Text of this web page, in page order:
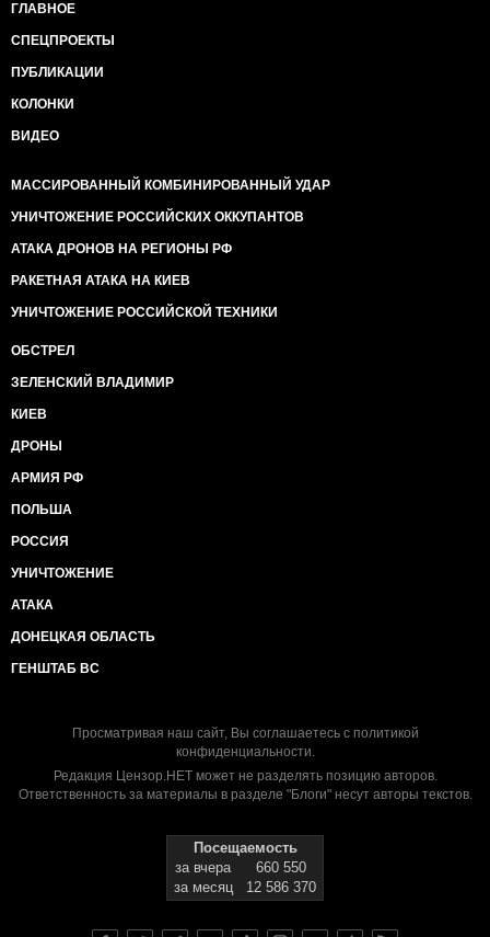
ГЛАВНОЕ
СПЕЦПРОЕКТЫ
ПУБЛИКАЦИИ
КОЛОНКИ
ВИДЕО
МАССИРОВАННЫЙ КОМБИНИРОВАННЫЙ УДАР
УНИЧТОЖЕНИЕ РОССИЙСКИХ ОККУПАНТОВ
АТАКА ДРОНОВ НА РЕГИОНЫ РФ
РАКЕТНАЯ АТАКА НА КИЕВ
УНИЧТОЖЕНИЕ РОССИЙСКОЙ ТЕХНИКИ
ОБСТРЕЛ
ЗЕЛЕНСКИЙ ВЛАДИМИР
КИЕВ
ДРОНЫ
АРМИЯ РФ
ПОЛЬША
РОССИЯ
УНИЧТОЖЕНИЕ
АТАКА
ДОНЕЦКАЯ ОБЛАСТЬ
ГЕНШТАБ ВС
Просматривая наш сайт, Вы соглашаетесь с политикой
конфиденциальности.
Редакция Цензор.НЕТ может не разделять позицию авторов.
Ответственность за материалы в разделе "Блоги" несут авторы текстов.
Посещаемость
за вчера
660 550
за месяц
12 586 370